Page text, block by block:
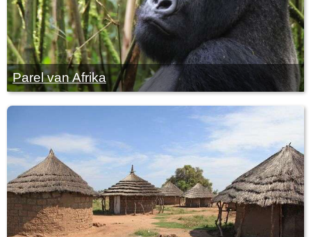
Parel van Afrika